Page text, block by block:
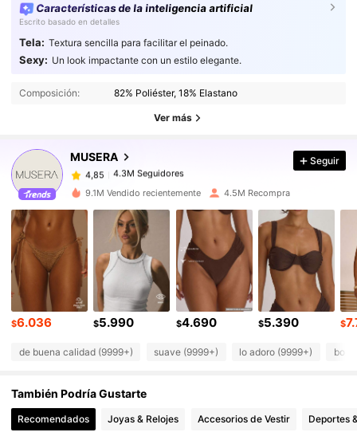
Características de la inteligencia artificial
Escrito basado en detalles
Tela: Textura sencilla para facilitar el peinado.
Sexy: Un look impactante con un estilo elegante.
Composición: 82% Poliéster, 18% Elastano
Ver más
MUSERA
4,85 4.3M Seguidores
4.3M Seguidores
4,85
4.3M Seguidores
t***4pagó Hace 1 día
4,85 4.3M Seguidores
4,85 4.3M Seguidores
4,85 4.3M Seguidores
4,85
Seguir
9.1M Vendido recientemente 4.5M Recompra
$6.036 $5.990 $4.690 $5.390 $
de buena calidad (9999+) suave (9999+) lo adoro (9999+)
También Podría Gustarte
Recomendados Joyas & Relojes Accesorios de Vestir Deportes